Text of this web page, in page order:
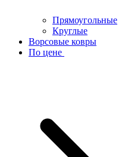
Прямоугольные
Круглые
Ворсовые ковры
По цене